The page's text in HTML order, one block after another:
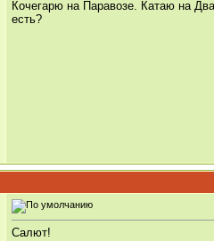
Кочегарю на Паравозе. Катаю на
есть?
Салют!